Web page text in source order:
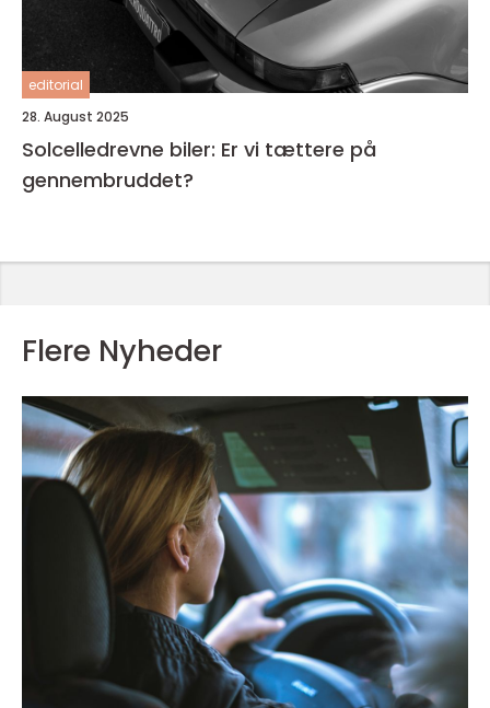
editorial
28. August 2025
Solcelledrevne biler: Er vi tættere på
gennembruddet?
Flere Nyheder